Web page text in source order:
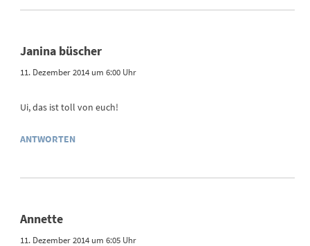
Janina büscher
11. Dezember 2014 um 6:00 Uhr
Ui, das ist toll von euch!
ANTWORTEN
Annette
11. Dezember 2014 um 6:05 Uhr